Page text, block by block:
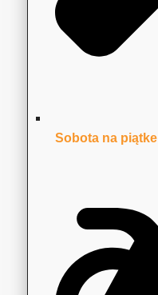
Sobota na piątke